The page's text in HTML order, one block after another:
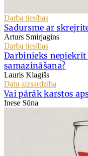
Darba tiesības
Sadursme ar
Arturs Smirjagins
Darba tiesības
Darbinieks
samazināšana?
Lauris Klagišs
Datu aizsardzība
Vai pārāk karstos
Inese Sūna